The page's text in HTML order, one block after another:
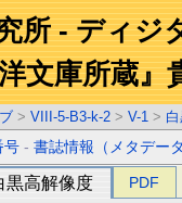
所 - ディジ
文庫所蔵』
> VIII-5-B3-k-2 > V-1 >
号 -書誌情報（メタデー
黒高解像度 PDF